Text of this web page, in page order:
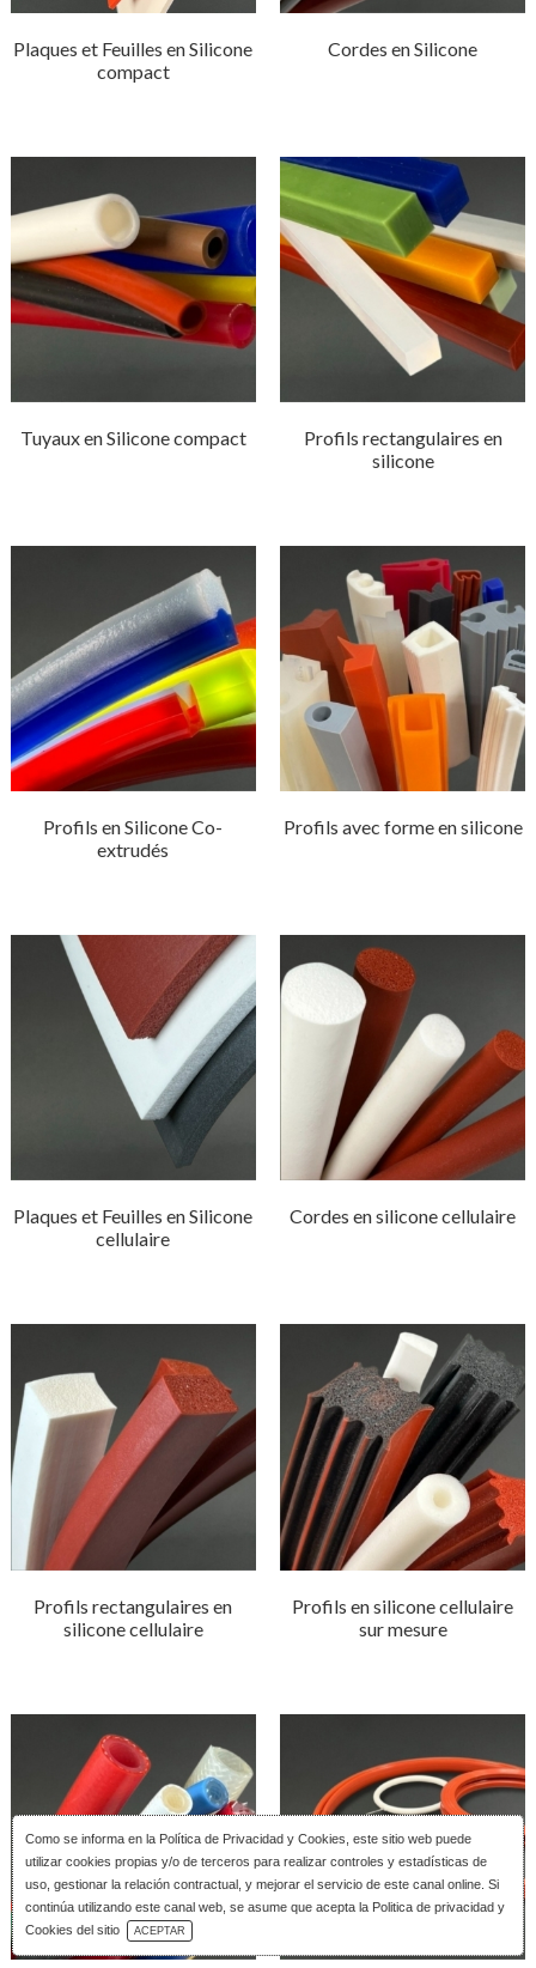
Como se informa en la Política de Privacidad y Cookies , este sitio web puede
utilizar cookies propias y/o de terceros para realizar controles y estadísticas de
uso, gestionar la relación contractual, y mejorar el servicio de este canal online. Si
continúa utilizando este canal web, se asume que acepta la Politica de privacidad y
Cookies del sitio
ACEPTAR
Plaques et Feuilles en Silicone
compact
Cordes en Silicone
Tuyaux en Silicone compact
Profils rectangulaires en
silicone
Profils en Silicone Co-
extrudés
Profils avec forme en silicone
Plaques et Feuilles en Silicone
cellulaire
Cordes en silicone cellulaire
Profils rectangulaires en
silicone cellulaire
Profils en silicone cellulaire
sur mesure
Télécharger le Catalogue